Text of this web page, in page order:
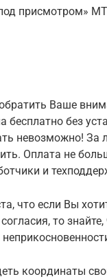
присмотром»
Ваше
бесплатно без
невозможно!
Оплата не
и
что если Вы
то
координаты